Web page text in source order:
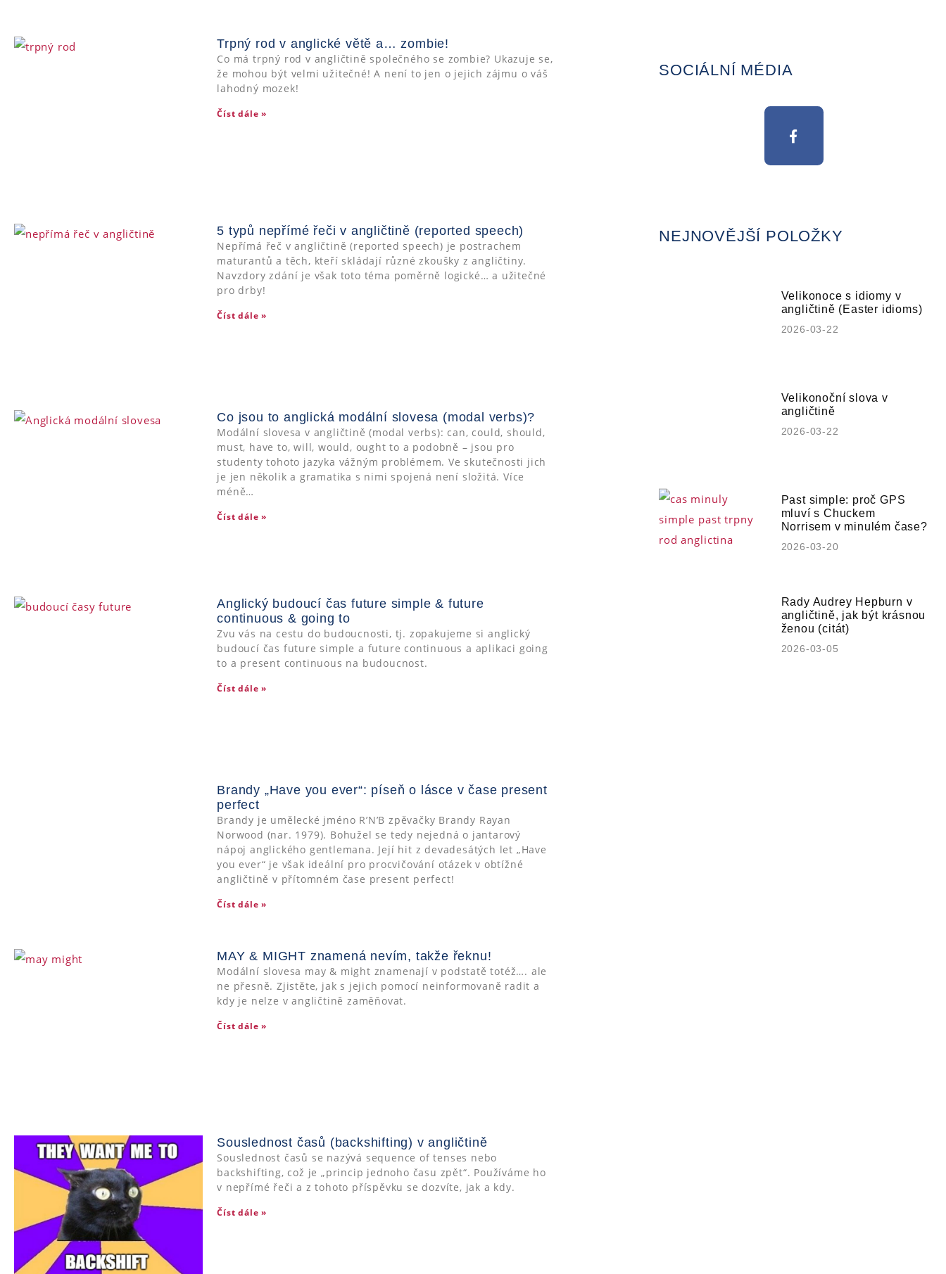
Trpný rod v anglické větě a… zombie!
Co má trpný rod v angličtině společného se zombie? Ukazuje se,
že mohou být velmi užitečné! A není to jen o jejich zájmu o váš
lahodný mozek!
Číst dále »
5 typů nepřímé řeči v angličtině (reported speech)
Nepřímá řeč v angličtině (reported speech) je postrachem
maturantů a těch, kteří skládají různé zkoušky z angličtiny.
Navzdory zdání je však toto téma poměrně logické… a užitečné
pro drby!
Číst dále »
Co jsou to anglická modální slovesa (modal verbs)?
Modální slovesa v angličtině (modal verbs): can, could, should,
must, have to, will, would, ought to a podobně – jsou pro
studenty tohoto jazyka vážným problémem. Ve skutečnosti jich
je jen několik a gramatika s nimi spojená není složitá. Více
méně…
Číst dále »
Anglický budoucí čas future simple & future
continuous & going to
Zvu vás na cestu do budoucnosti, tj. zopakujeme si anglický
budoucí čas future simple a future continuous a aplikaci going
to a present continuous na budoucnost.
Číst dále »
Brandy „Have you ever“: píseň o lásce v čase present
perfect
Brandy je umělecké jméno R’N’B zpěvačky Brandy Rayan
Norwood (nar. 1979). Bohužel se tedy nejedná o jantarový
nápoj anglického gentlemana. Její hit z devadesátých let „Have
you ever“ je však ideální pro procvičování otázek v obtížné
angličtině v přítomném čase present perfect!
Číst dále »
MAY & MIGHT znamená nevím, takže řeknu!
Modální slovesa may & might znamenají v podstatě totéž…. ale
ne přesně. Zjistěte, jak s jejich pomocí neinformovaně radit a
kdy je nelze v angličtině zaměňovat.
Číst dále »
Souslednost časů (backshifting) v angličtině
Souslednost časů se nazývá sequence of tenses nebo
backshifting, což je „princip jednoho času zpět“. Používáme ho
v nepřímé řeči a z tohoto příspěvku se dozvíte, jak a kdy.
Číst dále »
SOCIÁLNÍ MÉDIA
NEJNOVĚJŠÍ POLOŽKY
Velikonoce s idiomy v
angličtině (Easter idioms)
2026-03-22
Velikonoční slova v
angličtině
2026-03-22
Past simple: proč GPS
mluví s Chuckem
Norrisem v minulém čase?
2026-03-20
Rady Audrey Hepburn v
angličtině, jak být krásnou
ženou (citát)
2026-03-05